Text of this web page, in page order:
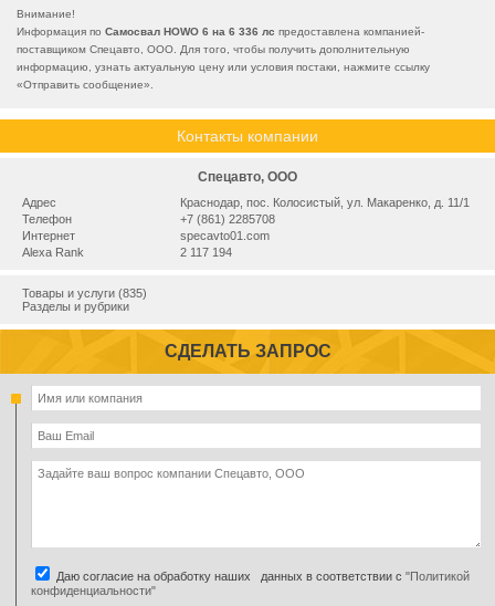
Внимание!
Информация по Самосвал HOWO 6 на 6 336 лс предоставлена компанией-
поставщиком Спецавто, ООО. Для того, чтобы получить дополнительную
информацию, узнать актуальную цену или условия постаки, нажмите ссылку
«Отправить сообщение».
Контакты компании
Спецавто, ООО
Адрес
Краснодар, пос. Колосистый, ул. Макаренко, д. 11/1
Телефон
+7 (861) 2285708
Интернет
specavto01.com
Alexa Rank
2 117 194
Товары и услуги (835)
Разделы и рубрики
СДЕЛАТЬ ЗАПРОС
Даю согласие на обработку наших данных в соответствии с "Политикой
конфиденциальности"